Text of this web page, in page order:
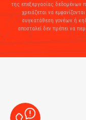
της επεξεργασίας δεδομένων
χρειάζεται να
συγκατάθεση γονέων ή
αποσταλεί δεν πρέπει να